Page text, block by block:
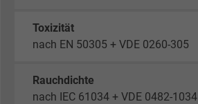
Toxizität
nach EN 50305 + VDE 0260-305
Rauchdichte
nach IEC 61034 + VDE 0482-1034